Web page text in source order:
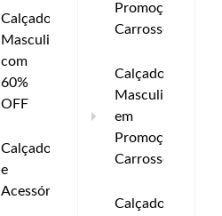
Calçados
Masculinos
com
60%
OFF
Calçados
e
Acessórios
Promoção
Carrossel
Calçado
Masculino
em
Promoção
Carrossel
Calçados